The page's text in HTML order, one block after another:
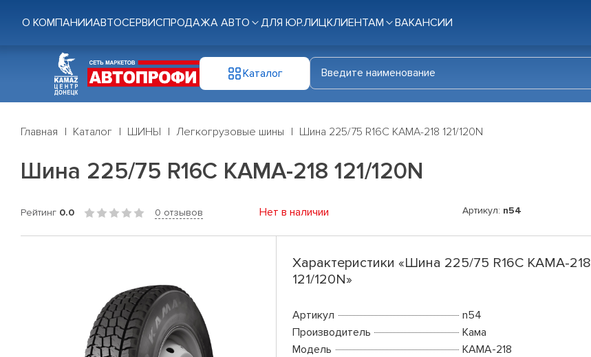
О КОМПАНИИАВТОСЕРВИСПРОДАЖА АВТО ДЛЯ ЮР.ЛИЦКЛИЕНТАМ ВАКАНСИИ
Каталог
Главная Каталог ШИНЫ Легкогрузовые шины Шина 225/75 R16C КАМА-218 121/120N
Шина 225/75 R16C КАМА-218 121/120N
Рейтинг 0.0 0 отзывов Нет в наличии Артикул: n54
Характеристики «Шина 225/75 R16C КАМА-218
121/120N»
Артикул
n54
Производитель
Кама
Модель
КАМА-218